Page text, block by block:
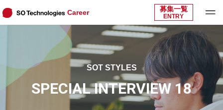
Career 募集一覧
ENTRY
SOT STYLES
SPECIAL INTERVIEW 18